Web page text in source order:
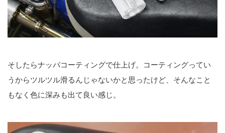
そしたらナッパコーティングで仕上げ。コーティングってい
うからツルツル滑るんじゃないかと思ったけど、そんなこと
もなく色に深みも出て良い感じ。